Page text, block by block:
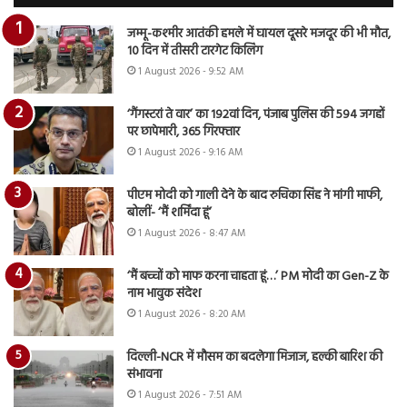
जम्मू-कश्मीर आतंकी हमले में घायल दूसरे मजदूर की भी मौत,
10 दिन में तीसरी टारगेट किलिंग
1 August 2026 - 9:52 AM
‘गैंगस्टरां ते वार’ का 192वां दिन, पंजाब पुलिस की 594 जगहों
पर छापेमारी, 365 गिरफ्तार
1 August 2026 - 9:16 AM
पीएम मोदी को गाली देने के बाद रुचिका सिंह ने मांगी माफी,
बोलीं- ‘मैं शर्मिंदा हूं’
1 August 2026 - 8:47 AM
‘मैं बच्चों को माफ करना चाहता हूं…’ PM मोदी का Gen-Z के
नाम भावुक संदेश
1 August 2026 - 8:20 AM
दिल्ली-NCR में मौसम का बदलेगा मिजाज, हल्की बारिश की
संभावना
1 August 2026 - 7:51 AM